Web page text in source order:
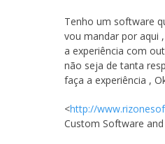
Tenho um software
vou mandar por aqui
a experiência com
não seja de tanta
faça a experiência ,
<http://
Custom Software